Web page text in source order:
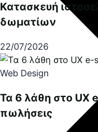
Κατασκευή
δωματίων
22/07/2026
Web Design
Τα 6 λάθη στο UX
πωλήσεις